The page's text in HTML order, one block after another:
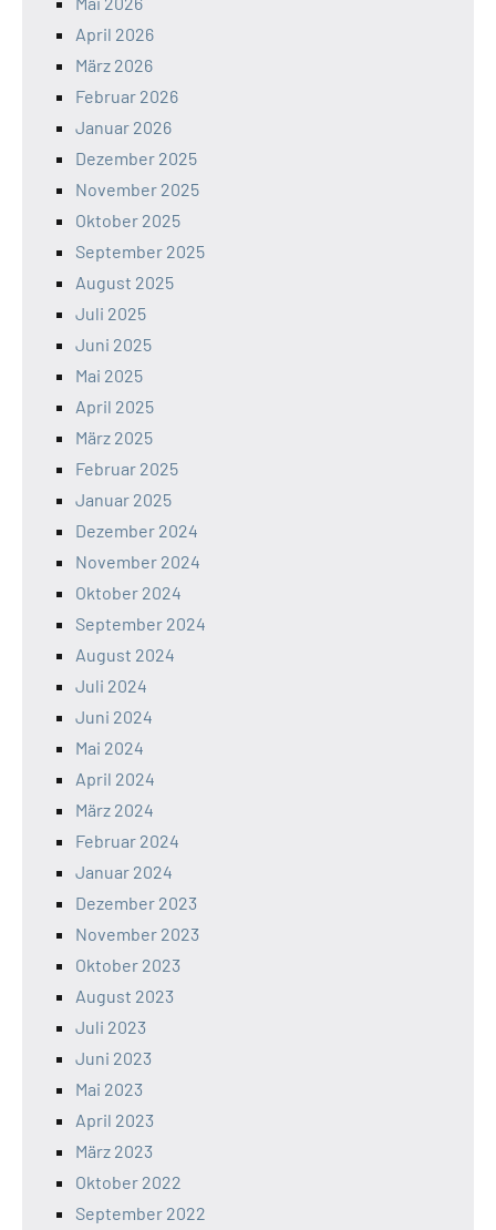
April 2026
März 2026
Februar 2026
Januar 2026
Dezember 2025
November 2025
Oktober 2025
September 2025
August 2025
Juli 2025
Juni 2025
Mai 2025
April 2025
März 2025
Februar 2025
Januar 2025
Dezember 2024
November 2024
Oktober 2024
September 2024
August 2024
Juli 2024
Juni 2024
Mai 2024
April 2024
März 2024
Februar 2024
Januar 2024
Dezember 2023
November 2023
Oktober 2023
August 2023
Juli 2023
Juni 2023
Mai 2023
April 2023
März 2023
Oktober 2022
September 2022